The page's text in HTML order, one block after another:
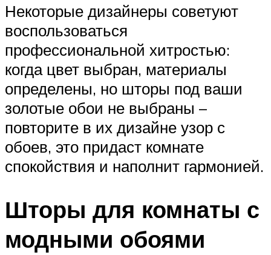
Некоторые дизайнеры советуют
воспользоваться
профессиональной хитростью:
когда цвет выбран, материалы
определены, но шторы под ваши
золотые обои не выбраны –
повторите в их дизайне узор с
обоев, это придаст комнате
спокойствия и наполнит гармонией.
Шторы для комнаты с
модными обоями